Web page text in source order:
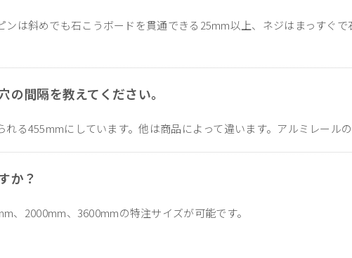
ンは斜めでも石こうボードを貫通できる25mm以上、ネジはまっすぐ
間隔を教えてください。
る455mmにしています。他は商品によって違います。アルミレール
か？
、2000mm、3600mmの特注サイズが可能です。